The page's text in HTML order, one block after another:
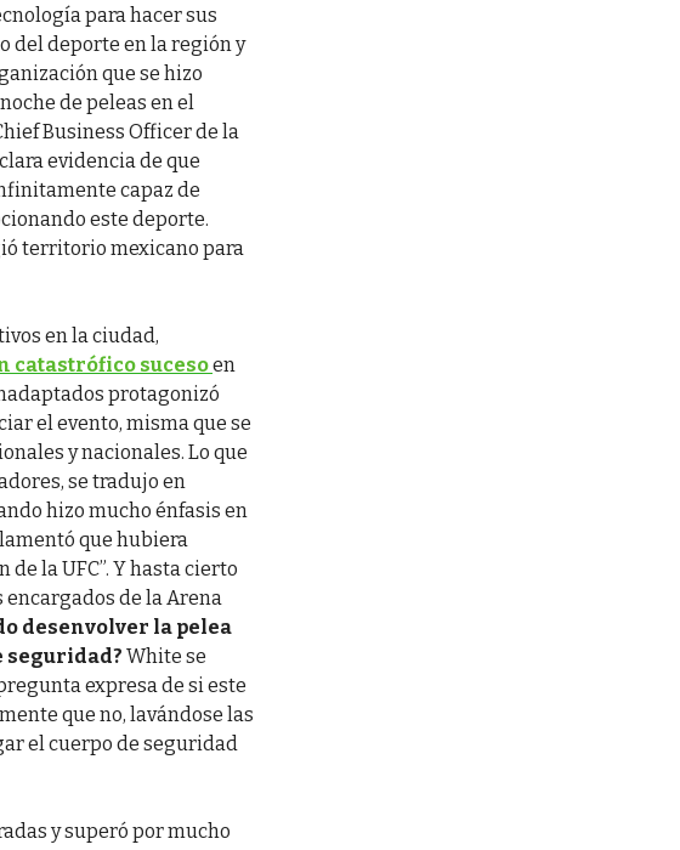
para hacer sus
del deporte en la región y
que se hizo
de peleas en el
Business Officer de la
evidencia de que
capaz de
este deporte.
territorio mexicano para
en la ciudad,
catastrófico sucesoen
protagonizó
el evento, misma que se
y nacionales. Lo que
se tradujo en
hizo mucho énfasis en
que hubiera
la UFC”. Y hasta cierto
de la Arena
desenvolver la pelea
seguridad? White se
expresa de si este
que no, lavándose las
el cuerpo de seguridad
y superó por mucho